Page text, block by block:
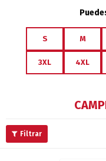
S M
3XL 4XL